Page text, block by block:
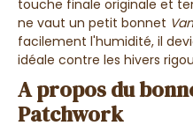
touche finale originale et
ne vaut un petit bonnet
facilement l'humidité, il
idéale contre les hivers
A propos du
Patchwork